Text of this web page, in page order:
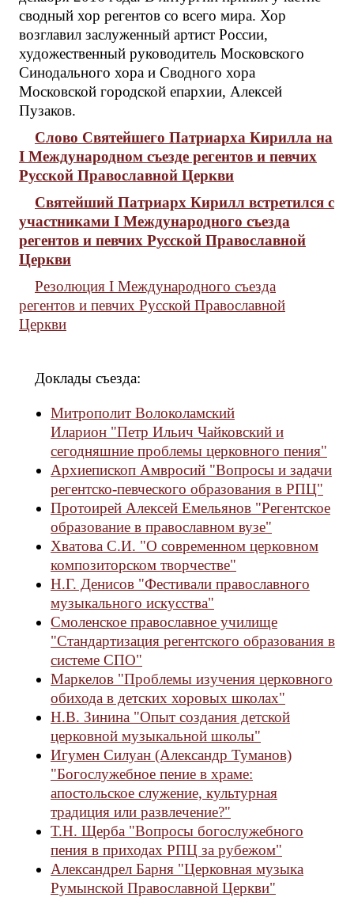
сводный хор регентов со всего мира. Хор
возглавил заслуженный артист России,
художественный руководитель Московского
Синодального хора и Сводного хора
Московской городской епархии, Алексей
Пузаков.
Слово Святейшего Патриарха Кирилла на
I Международном съезде регентов и певчих
Русской Православной Церкви
Святейший Патриарх Кирилл встретился с
участниками I Международного съезда
регентов и певчих Русской Православной
Церкви
Резолюция I Международного съезда
регентов и певчих Русской Православной
Церкви
Доклады съезда:
Митрополит Волоколамский
Иларион "Петр Ильич Чайковский и
сегодняшние проблемы церковного пения"
Архиепископ Амвросий "Вопросы и задачи
регентско-певческого образования в РПЦ"
Протоирей Алексей Емельянов "Регентское
образование в православном вузе"
Хватова С.И. "О современном церковном
композиторском творчестве"
Н.Г. Денисов "Фестивали православного
музыкального искусства"
Смоленское православное училище
"Стандартизация регентского образования в
системе СПО"
Маркелов "Проблемы изучения церковного
обихода в детских хоровых школах"
Н.В. Зинина "Опыт создания детской
церковной музыкальной школы"
Игумен Силуан (Александр Туманов)
"Богослужебное пение в храме:
апостольское служение, культурная
традиция или развлечение?"
Т.Н. Щерба "Вопросы богослужебного
пения в приходах РПЦ за рубежом"
Александрел Барня "Церковная музыка
Румынской Православной Церкви"